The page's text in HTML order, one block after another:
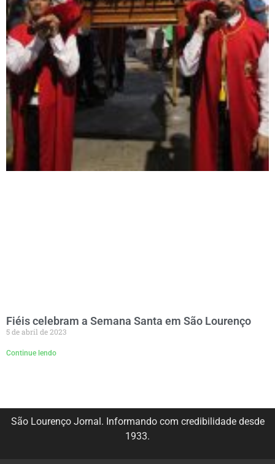
Fiéis celebram a Semana Santa em São Lourenço
5 de abril de 2023
Continue lendo
São Lourenço Jornal. Informando com credibilidade desde
1933.